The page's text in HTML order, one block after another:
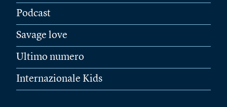
Podcast
Savage love
Ultimo numero
Internazionale Kids